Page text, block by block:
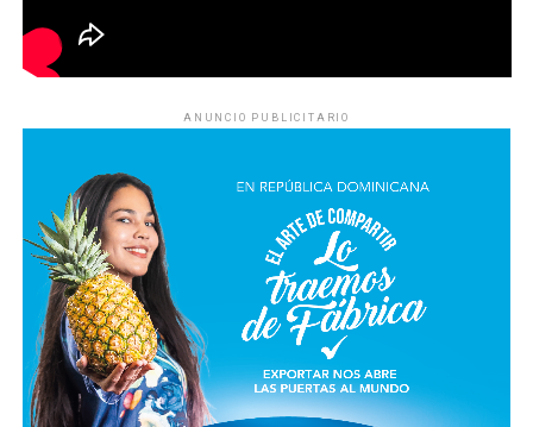
ANUNCIO PUBLICITARIO